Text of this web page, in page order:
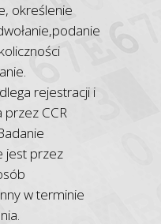
określenie
rejestracji i
CCR
jest przez
w terminie